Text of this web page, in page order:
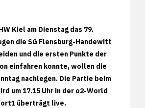
Kiel am Dienstag das 79.
die SG Flensburg-Handewitt
und die ersten Punkte der
einfahren konnte, wollen die
nachlegen. Die Partie beim
um 17.15 Uhr in der o2-World
überträgt live.